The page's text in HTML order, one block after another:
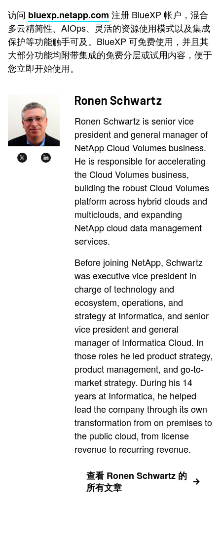
访问 bluexp.netapp.com 注册 BlueXP 帐户，混合
多云精简性、AIOps、灵活的资源使用模式以及集成
保护等功能触手可及。BlueXP 可免费使用，并且其
大部分功能均附带集成的免费分层或试用内容，便于
您立即开始使用。
Ronen Schwartz
Ronen Schwartz is senior vice
president and general manager of
NetApp Cloud Volumes business.
He is responsible for accelerating
the Cloud Volumes business,
building the robust Cloud Volumes
platform across hybrid clouds and
multiclouds, and expanding
NetApp cloud data management
services.
Before joining NetApp, Schwartz
was executive vice president in
charge of technology and
ecosystem, operations, and
strategy at Informatica, and senior
vice president and general
manager of Informatica Cloud. In
those roles he led product strategy,
product management, and go-to-
market strategy. During his 14
years at Informatica, he helped
lead the company through its own
transformation from on premises to
the public cloud, from license
revenue to recurring revenue.
查看 Ronen Schwartz 的
所有文章